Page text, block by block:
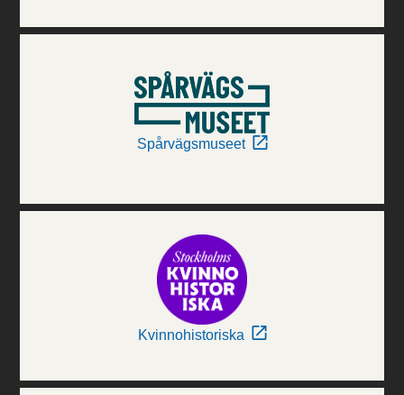
Spårvägsmuseet
Kvinnohistoriska